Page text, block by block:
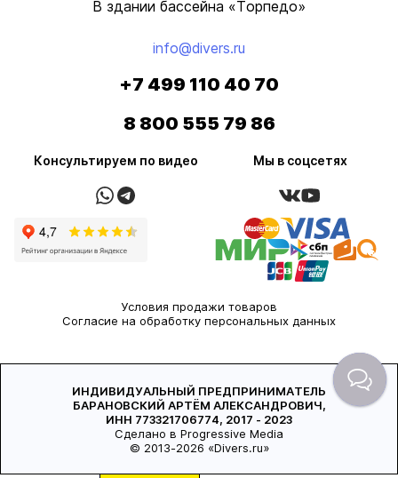
В здании бассейна «Торпедо»
info@divers.ru
Консультируем по видео Мы в соцсетях
+7 499 110 40 70
8 800 555 79 86
Условия продажи товаров
Согласие на обработку персональных данных
© 2013-2026 «Divers.ru»
ИНДИВИДУАЛЬНЫЙ ПРЕДПРИНИМАТЕЛЬ
БАРАНОВСКИЙ АРТЁМ АЛЕКСАНДРОВИЧ,
ИНН 773321706774, 2017 - 2023
Сделано в Progressive Media